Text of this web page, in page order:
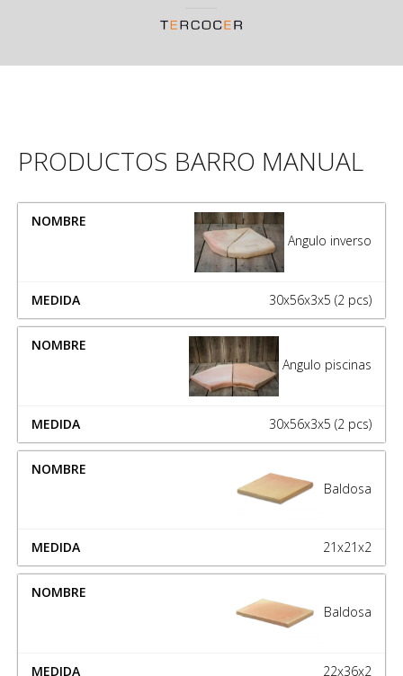
PRODUCTOS BARRO MANUAL
NOMBRE MEDIDA
Angulo inverso
30x56x3x5 (2 pcs)
Angulo piscinas
30x56x3x5 (2 pcs)
Baldosa
21x21x2
Baldosa
22x36x2